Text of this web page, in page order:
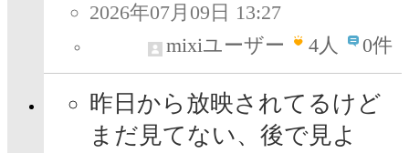
2026年07月09日 13:27
mixiユーザー
4人 0件
昨日から放映されてるけど
まだ見てない、後で見よ